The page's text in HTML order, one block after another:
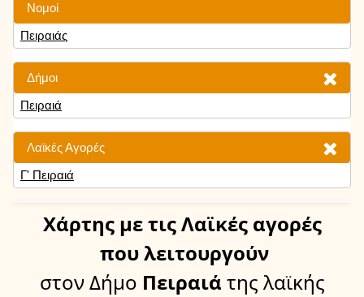
Νομοί
Πειραιάς
Δήμοι
Πειραιά
Λαϊκές Αγορές
Γ' Πειραιά
Χάρτης με τις Λαϊκές αγορές
που λειτουργούν
στον Δήμο Πειραιά της λαϊκής